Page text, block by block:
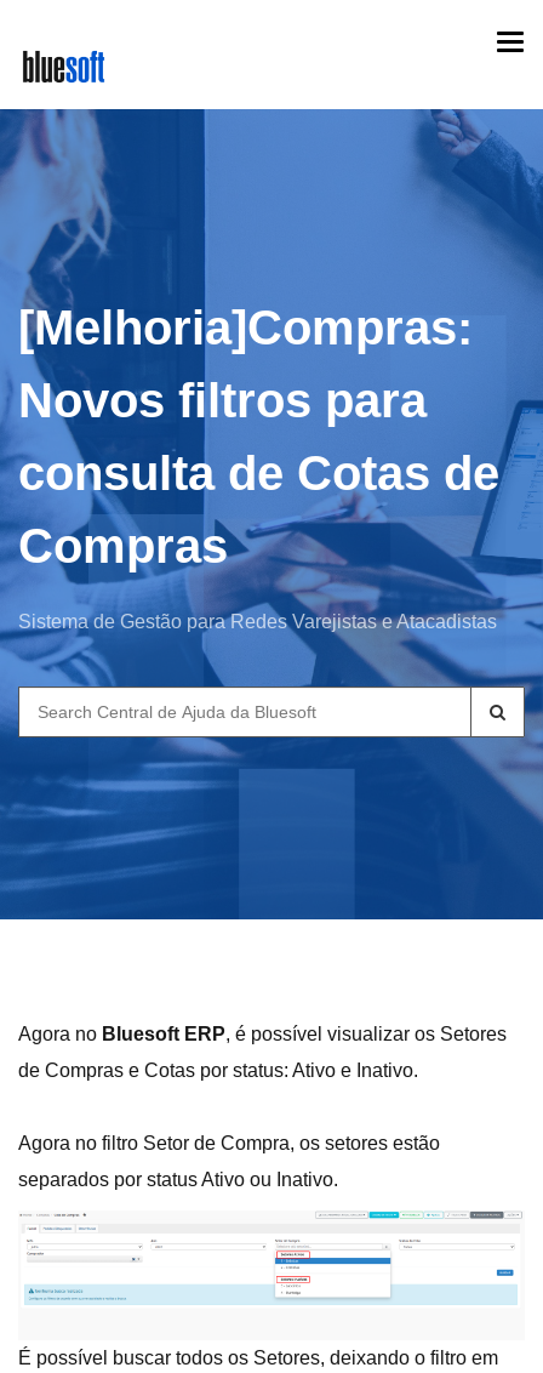
main
content
[Melhoria]Compras:
Novos filtros para
consulta de Cotas de
Compras
Sistema de Gestão para Redes Varejistas e Atacadistas
Search
for:
Agora no Bluesoft ERP, é possível visualizar os Setores
de Compras e Cotas por status: Ativo e Inativo.
Agora no filtro Setor de Compra, os setores estão
separados por status Ativo ou Inativo.
É possível buscar todos os Setores, deixando o filtro em